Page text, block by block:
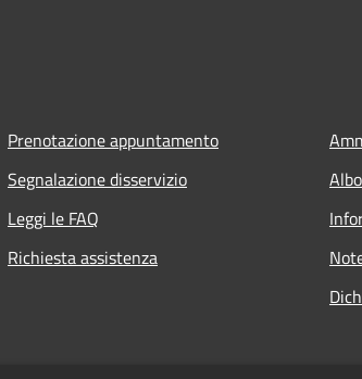
Prenotazione appuntamento
Segnalazione disservizio
Leggi le FAQ
Richiesta assistenza